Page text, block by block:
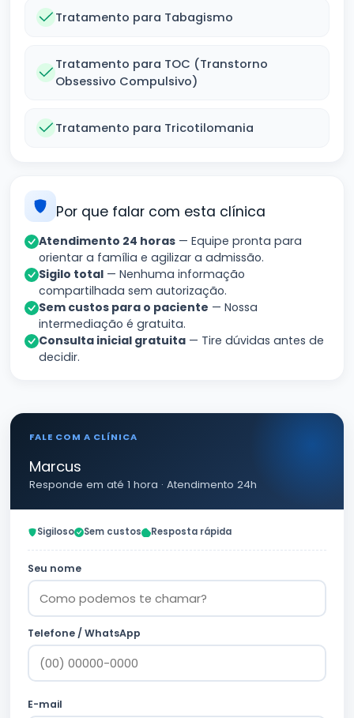
Tratamento para Tabagismo
Tratamento para TOC (Transtorno
Obsessivo Compulsivo)
Tratamento para Tricotilomania
Por que falar com esta clínica
Atendimento 24 horas — Equipe pronta para
orientar a família e agilizar a admissão.
Sigilo total — Nenhuma informação
compartilhada sem autorização.
Sem custos para o paciente — Nossa
intermediação é gratuita.
Consulta inicial gratuita — Tire dúvidas antes de
decidir.
FALE COM A CLÍNICA
Marcus
Responde em até 1 hora · Atendimento 24h
Sigiloso Sem custos Resposta rápida
Seu nome
Telefone / WhatsApp
E-mail